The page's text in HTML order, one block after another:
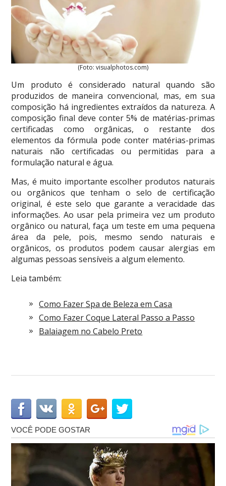
(Foto: visualphotos.com)
Um produto é considerado natural quando são
produzidos de maneira convencional, mas, em sua
composição há ingredientes extraídos da natureza. A
composição final deve conter 5% de matérias-primas
certificadas como orgânicas, o restante dos
elementos da fórmula pode conter matérias-primas
naturais não certificadas ou permitidas para a
formulação natural e água.
Mas, é muito importante escolher produtos naturais
ou orgânicos que tenham o selo de certificação
original, é este selo que garante a veracidade das
informações. Ao usar pela primeira vez um produto
orgânico ou natural, faça um teste em uma pequena
área da pele, pois, mesmo sendo naturais e
orgânicos, os produtos podem causar alergias em
algumas pessoas sensíveis a algum elemento.
Leia também:
Como Fazer Spa de Beleza em Casa
Como Fazer Coque Lateral Passo a Passo
Balaiagem no Cabelo Preto